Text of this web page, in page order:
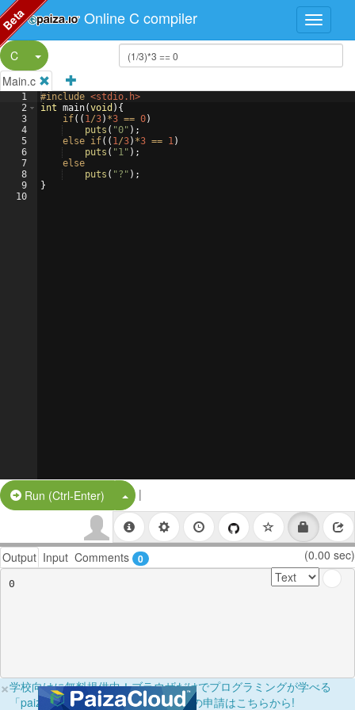
Online C compiler
C
Split Button!
Main.c
1
2
3
4
5
6
7
8
9
10
#include <stdio.h>
int main(void ) {
if(( 1/3) *3 == 0)
puts ( "0" ) ;
else if(( 1/3) *3 == 1)
puts ( "1" ) ;
else
puts ( "? " ) ;
}
Run (Ctrl-Enter) Split Button!
|
Output Input Comments 0 (0.00 sec)
×学校向けに無料提供中！ブラウザだけでプログラミングが学べる
「paizaラーニング学校フリーパス」の申請はこちらから!